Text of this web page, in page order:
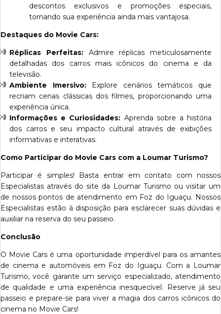
descontos exclusivos e promoções especiais,
tornando sua experiência ainda mais vantajosa.
Destaques do Movie Cars:
Réplicas Perfeitas:Admire réplicas meticulosamente
detalhadas dos carros mais icônicos do cinema e da
televisão.
Ambiente Imersivo:Explore cenários temáticos que
recriam cenas clássicas dos filmes, proporcionando uma
experiência única.
Informações e Curiosidades: Aprenda sobre a história
dos carros e seu impacto cultural através de exibições
informativas e interativas.
Como Participar do Movie Cars com a Loumar Turismo?
Participar é simples! Basta entrar em contato com nossos
Especialistas através do site da Loumar Turismo ou visitar um
de nossos pontos de atendimento em Foz do Iguaçu. Nossos
Especialistas estão à disposição para esclarecer suas dúvidas e
auxiliar na reserva do seu passeio.
Conclusão
O Movie Cars é uma oportunidade imperdível para os amantes
de cinema e automóveis em Foz do Iguaçu. Com a Loumar
Turismo, você garante um serviço especializado, atendimento
de qualidade e uma experiência inesquecível. Reserve já seu
passeio e prepare-se para viver a magia dos carros icônicos do
cinema no Movie Cars!